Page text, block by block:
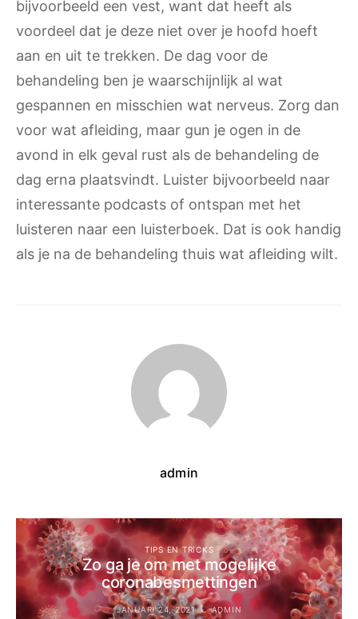
bijvoorbeeld een vest, want dat heeft als
voordeel dat je deze niet over je hoofd hoeft
aan en uit te trekken. De dag voor de
behandeling ben je waarschijnlijk al wat
gespannen en misschien wat nerveus. Zorg dan
voor wat afleiding, maar gun je ogen in de
avond in elk geval rust als de behandeling de
dag erna plaatsvindt. Luister bijvoorbeeld naar
interessante podcasts of ontspan met het
luisteren naar een luisterboek. Dat is ook handig
als je na de behandeling thuis wat afleiding wilt.
admin
TIPS EN TRICKS
Zo ga je om met mogelijke
coronabesmettingen
JANUARI 24, 2021 ADMIN